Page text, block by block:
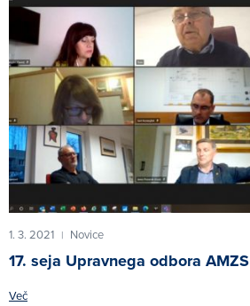
1. 3. 2021 | Novice
17. seja Upravnega odbora AMZS
Več